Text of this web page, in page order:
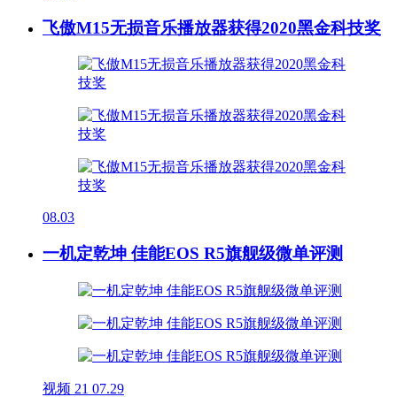
飞傲M15无损音乐播放器获得2020黑金科技奖
08.03
一机定乾坤 佳能EOS R5旗舰级微单评测
视频 21 07.29